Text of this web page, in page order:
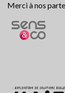
Merci à nos